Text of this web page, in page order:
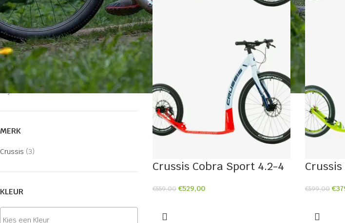
Sportsteps
Vouwsteps
PRIJS
Filter
Prijs:€370—€530
MERK
Crussis (3)
KLEUR
Crussis Cobra Sport 4.2-4
€559,00 €529,00
Crussis
€599,00 €